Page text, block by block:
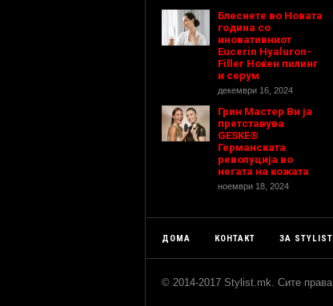
Блеснете во Новата
година со
иновативниот
Eucerin Hyaluron-
Filler Ноќен пилинг
и серум
декември 16, 2024
Грин Мастер Ви ја
претставува
GESKE®
Германската
револуција во
негата на кожата
ноември 18, 2024
ДОМА КОНТАКТ ЗА
© 2014-2017 Stylist.mk. Сите